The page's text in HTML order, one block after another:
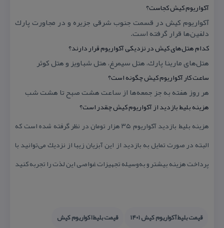
آكواریوم كیش كجاست؟
آكواریوم كیش در قسمت جنوب شرقی جزیره و در مجاورت پارك
دلفین‌ها قرار گرفته است.
كدام هتل‌های كیش در نزدیكی آكواریوم قرار دارند؟
هتل‌های مارینا پارك، هتل سیمرغ، هتل شباویز و هتل كوثر
ساعت كار آكواریوم كیش چگونه است؟
هر روز هفته به‌ جز جمعه‌ها از ساعت هشت صبح تا هشت شب
هزینه بلیط بازدید از آكواریوم كیش چقدر است؟
هزینه بلیط بازدید آكواریوم ۳۵ هزار تومان در نظر گرفته شده است كه
البته در صورت تمایل به بازدید از این آبزیان زیبا از نزدیك می‌توانید با
پرداخت هزینه بیشتر و به‌وسیله تجهیزات غواصی این لذت را تجربه كنید
قیمت بلیط آكواریوم كیش ۱۴۰۱
قیمت بلیط اكواریوم كیش